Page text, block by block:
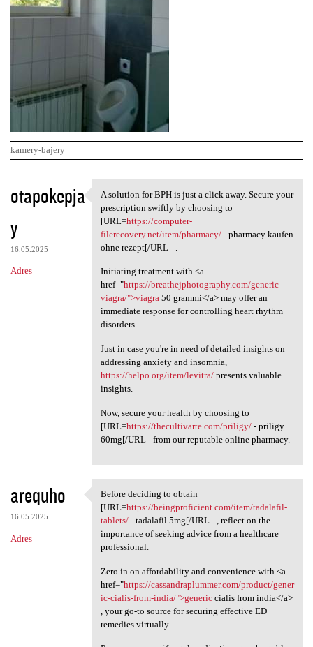
kamery-bajery
K
o
m
e
n
otapokepja
y
16.05.2025
Adres
A solution for BPH is just a
A solution for BPH is just a click away. Secure your
prescription swiftly by choosing to
[URL=https://computer-
filerecovery.net/item/pharmacy/- pharmacy kaufen
ohne rezept[/URL - .
Initiating treatment with <a
href="https://breathejphotography.com/generic-
viagra/">viagra50 grammi</a> may offer an
immediate response for controlling heart rhythm
disorders.
Just in case you're in need of detailed insights on
addressing anxiety and insomnia,
https://helpo.org/item/levitra/presents valuable
insights.
Now, secure your health by choosing to
[URL=https://thecultivarte.com/priligy/- priligy
60mg[/URL - from our reputable online pharmacy.
arequho
16.05.2025
Adres
Before deciding to obtain
Before deciding to obtain
[URL=https://beingproficient.com/item/tadalafil-
tablets/- tadalafil 5mg[/URL - , reflect on the
importance of seeking advice from a healthcare
professional.
Zero in on affordability and convenience with <a
href="https://cassandraplummer.com/product/gener
ic-cialis-from-india/">genericcialis from india</a>
, your go-to source for securing effective ED
remedies virtually.